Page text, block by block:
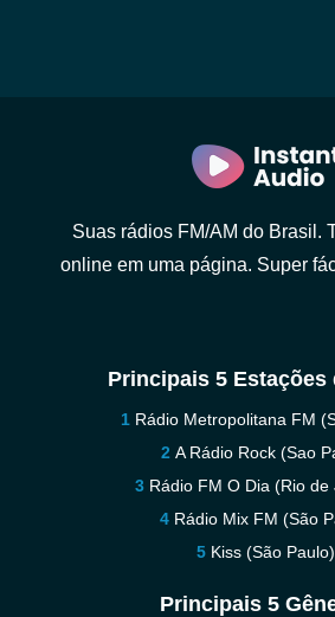
Suas rádios FM/AM do Brasil.
online em uma página. Super
Principais 5 Estações
Rádio Metropolitana FM
A Rádio Rock (Sao
Rádio FM O Dia (Rio de
Rádio Mix FM (São
Kiss (São Paulo)
Principais 5